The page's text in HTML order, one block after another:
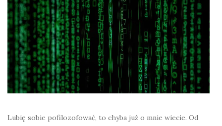
Lubię sobie pofilozofować, to chyba już o mnie wiecie. Od